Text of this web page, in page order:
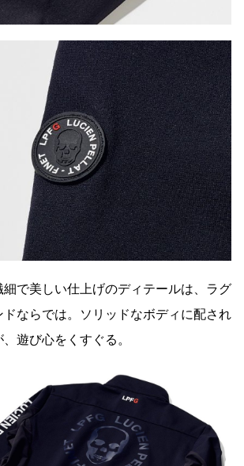
で美しい仕上げのディテールは、ラグ
ドならでは。ソリッドなボディに配され
遊び心をくすぐる。